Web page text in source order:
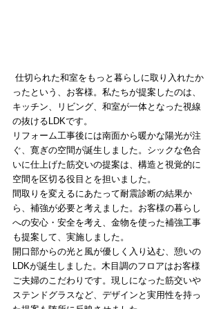
ったという、お客様。私たちが提案したのは、
キッチン、リビング、和室が一体となった視線
の抜けるLDKです。
リフォーム工事後には南面から暖かな陽光が注
ぐ、寛ぎの空間が誕生しました。シックな色合
いに仕上げた筋交いの提案は、構造と視覚的に
空間を区切る役目とを担いました。
間取りを変えるにあたって耐震診断の結果か
ら、補強が必要と考えました。お客様の暮らし
への安心・安全を考え、金物を使った補強工事
も提案して、実施しました。
開口部からの光と風が優しく入り込む、憩いの
LDKが誕生しました。木目調のフロアはお客様
ご夫婦のこだわりです。現しになった筋交いや
ステンドグラスなど、デザインと実用性を持っ